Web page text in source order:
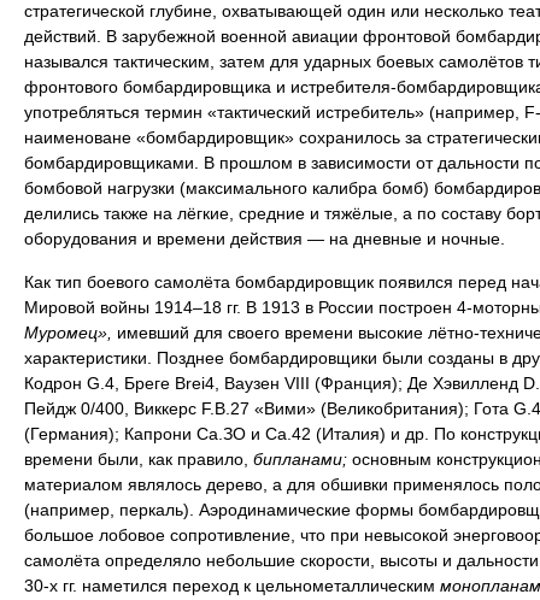
стратегической глубине, охватывающей один или несколько
действий. В зарубежной военной авиации фронтовой
назывался тактическим, затем для ударных боевых самолётов
фронтового бомбардировщика и истребителя-
употребляться термин «тактический истребитель» (например,
наименоване «бомбардировщик» сохранилось за
бомбардировщиками. В прошлом в зависимости от дальности
бомбовой нагрузки (максимального калибра бомб)
делились также на лёгкие, средние и тяжёлые, а по составу
оборудования и времени действия — на дневные и ночные.
Как тип боевого самолёта бомбардировщик появился перед
Мировой войны 1914–18 гг. В 1913 в России построен 4-
Муромец», имевший для своего времени высокие лётно-
характеристики. Позднее бомбардировщики были созданы в
Кодрон G.4, Бреге Brei4, Ваузен VIII (Франция); Де Хэвилленд
Пейдж 0/400, Виккерс F.B.27 «Вими» (Великобритания); Гота
(Германия); Капрони Са.ЗО и Са.42 (Италия) и др. По
времени были, как правило, бипланами; основным
материалом являлось дерево, а для обшивки применялось
(например, перкаль). Аэродинамические формы
большое лобовое сопротивление, что при невысокой
самолёта определяло небольшие скорости, высоты и
30-х гг. наметился переход к цельнометаллическим